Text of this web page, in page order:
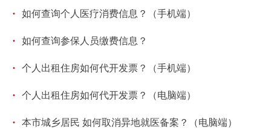
ESPAÑOL العربية
ITALIANO
· 如何查询个人医疗消费信息？（手机端）
· 如何查询参保人员缴费信息？
· 个人出租住房如何代开发票？（手机端）
· 个人出租住房如何代开发票？（电脑端）
· 本市城乡居民 如何取消异地就医备案？（电脑端）